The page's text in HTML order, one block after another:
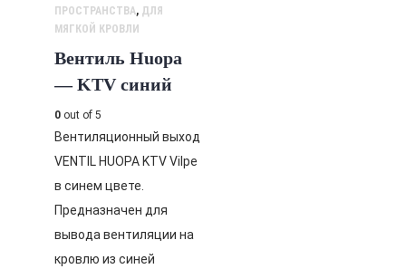
ПРОСТРАНСТВА, ДЛЯ
МЯГКОЙ КРОВЛИ
Вентиль Huopa
— KTV синий
0 out of 5
Вентиляционный выход
VENTIL HUOPA KTV Vilpe
в синем цвете.
Предназначен для
вывода вентиляции на
кровлю из синей